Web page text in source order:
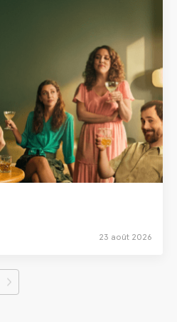
23 août 2026